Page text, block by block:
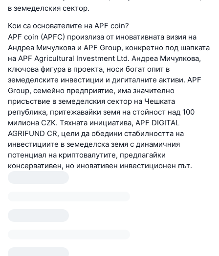
в земеделския сектор.
Кои са основателите на APF coin?
APF coin (APFC) произлиза от иновативната визия на
Андреа Мичулкова и APF Group, конкретно под шапката
на APF Agricultural Investment Ltd. Андреа Мичулкова,
ключова фигура в проекта, носи богат опит в
земеделските инвестиции и дигиталните активи. APF
Group, семейно предприятие, има значително
присъствие в земеделския сектор на Чешката
република, притежавайки земя на стойност над 100
милиона CZK. Тяхната инициатива, APF DIGITAL
AGRIFUND CR, цели да обедини стабилността на
инвестициите в земеделска земя с динамичния
потенциал на криптовалутите, предлагайки
консервативен, но иновативен инвестиционен път.